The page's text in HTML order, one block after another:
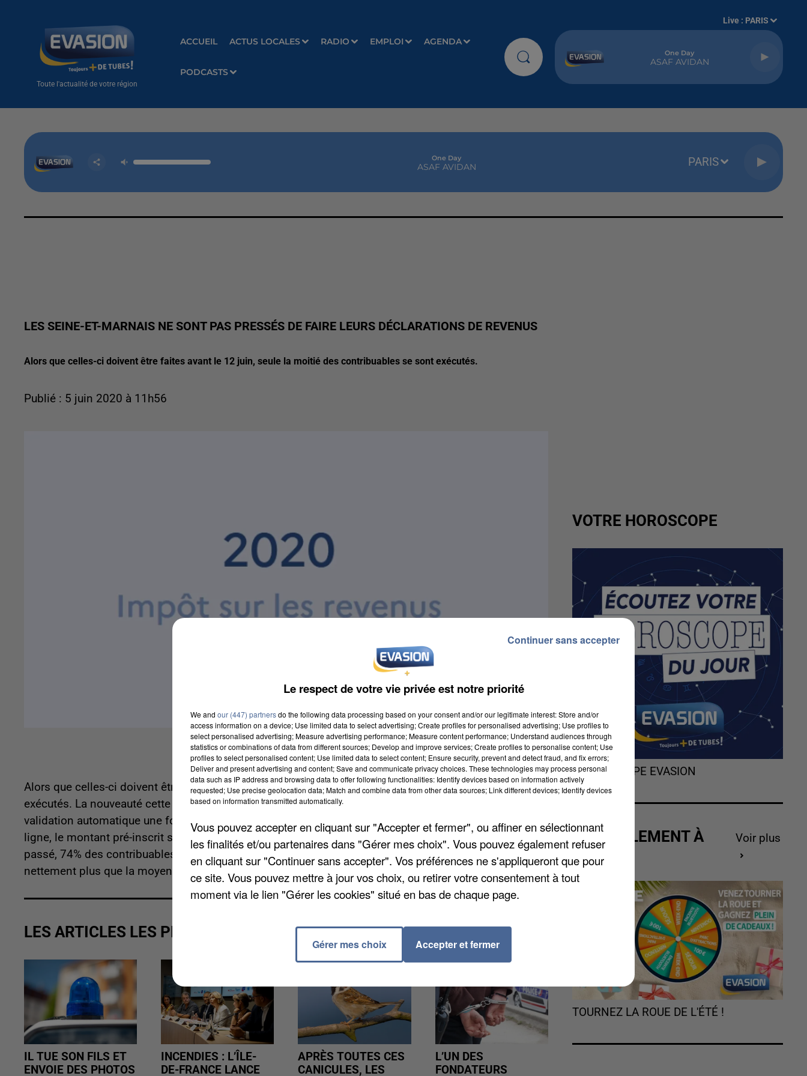
Toute l'actualité de votre région
ACCUEIL ACTUS LOCALES RADIO EMPLOI AGENDA
PODCASTS
Live : PARIS
One Day
ASAF AVIDAN
One Day
ASAF AVIDAN PARIS
LES SEINE-ET-MARNAIS NE SONT PAS PRESSÉS DE FAIRE LEURS DÉCLARATIONS DE REVENUS
Alors que celles-ci doivent être faites avant le 12 juin, seule la moitié des contribuables se sont exécutés.
Publié : 5 juin 2020 à 11h56
Alors que celles-ci doivent être faites avant le 12 juin, seule la moitié des contribuables se sont
exécutés. La nouveauté cette année pour ceux qui ne passent pas par la version papier, c'est la
validation automatique une fois la date expirée : en clair, si aucune modification n'est apportée en
ligne, le montant pré-inscrit sera celui conservé par l'administration fiscale, précise La Marne
. L'an
passé, 74% des contribuables du département avaient fait leur déclaration de revenus sur Internet,
nettement plus que la moyenne nationale.
LES ARTICLES LES PLUS VUS
IL TUE SON FILS ET
ENVOIE DES PHOTOS
INCENDIES : L’ÎLE-
DE-FRANCE LANCE
APRÈS TOUTES CES
CANICULES, LES
L’UN DES
FONDATEURS
VOTRE HOROSCOPE
L'HOROSCOPE EVASION
ACTUELLEMENT À
GAGNER
Voir plus
TOURNEZ LA ROUE DE L'ÉTÉ !
Le respect de votre vie privée est notre priorité
We and our (447) partnersdo the following data processing based on your consent and/or our legitimate interest: Store and/or
access information on a device; Use limited data to select advertising; Create profiles for personalised advertising; Use profiles to
select personalised advertising; Measure advertising performance; Measure content performance; Understand audiences through
statistics or combinations of data from different sources; Develop and improve services; Create profiles to personalise content; Use
profiles to select personalised content; Use limited data to select content; Ensure security, prevent and detect fraud, and fix errors;
Deliver and present advertising and content; Save and communicate privacy choices. These technologies may process personal
data such as IP address and browsing data to offer following functionalities: Identify devices based on information actively
requested; Use precise geolocation data; Match and combine data from other data sources; Link different devices; Identify devices
based on information transmitted automatically.
Vous pouvez accepter en cliquant sur "Accepter et fermer", ou affiner en sélectionnant
les finalités et/ou partenaires dans "Gérer mes choix". Vous pouvez également refuser
en cliquant sur "Continuer sans accepter". Vos préférences ne s'appliqueront que pour
ce site. Vous pouvez mettre à jour vos choix, ou retirer votre consentement à tout
moment via le lien "Gérer les cookies" situé en bas de chaque page.
Gérer mes choix Accepter et fermer
Continuer sans accepter